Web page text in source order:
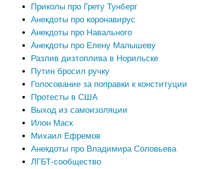
Приколы про Грету Тунберг
Анекдоты про коронавирус
Анекдоты про Навального
Анекдоты про Елену Малышеву
Разлив дизтоплива в Норильске
Путин бросил ручку
Голосование за поправки к конституции
Протесты в США
Выход из самоизоляции
Илон Маск
Михаил Ефремов
Анекдоты про Владимира Соловьева
ЛГБТ-сообщество